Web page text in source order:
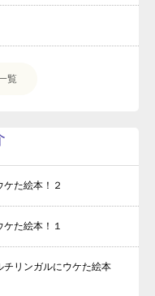
覧
た絵本！２
た絵本！１
チリンガルにウケた絵本